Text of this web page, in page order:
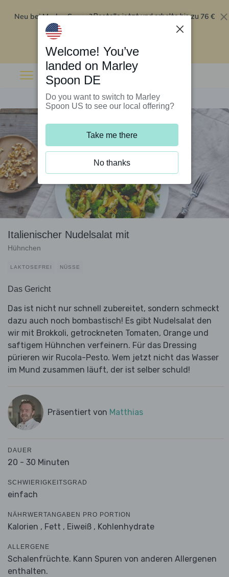
Neu bei Marley Spoon?Bestelle jetzt und erhalte bis zu 76 €
Rabatt auf deine ersten fünf Boxen
Italienischer Nudelsalat mit
Hühnchen
LAKTOSEFREI NÜSSE
Das Gericht
Das ist nicht nur schnell zubereitet, sondern schmeckt
dazu auch noch bombastisch! Es gibt Nudelsalat den
wir mit Brokkoli, getrockneten Tomaten, Orange und
saftigem Hühnchen verfeinern. Für das Dressing
pürieren wir Rucola-Pesto. Wem jetzt nicht das Wasser
im Mund zusammen läuft, der ist selber schuld!
Präsentiert von Matthias
DAUER
20 - 30 Minuten
SCHWIERIGKEITSGRAD
einfach
NÄHRWERTANGABEN PRO PORTION
Kalorien , Fett , Eiweiß , Kohlenhydrate
ALLERGENE
Schalenfrüchte. Kann Spuren von anderen Allergenen
enthalten.
Welcome! You’ve
landed on Marley
Spoon DE
Do you want to switch to Marley
Spoon US to see our local offering?
Take me there
No thanks